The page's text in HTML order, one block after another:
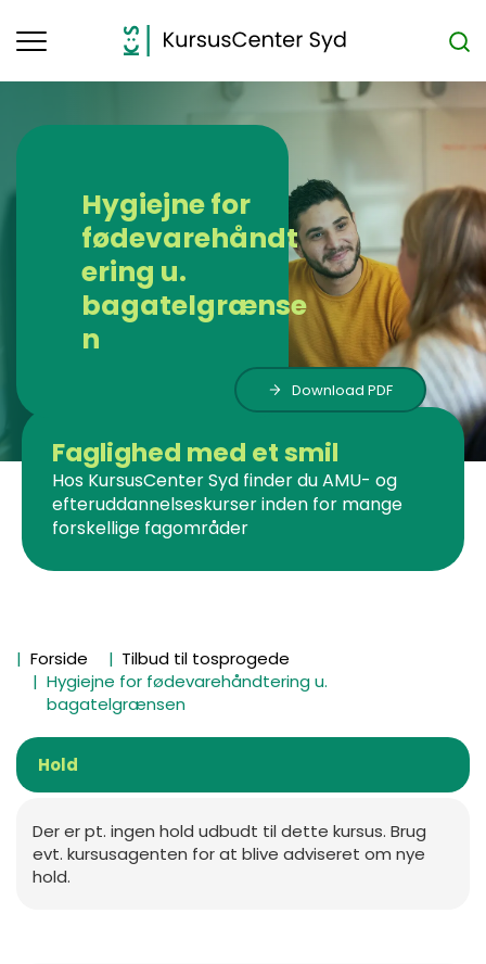
Toggle
Faglighed med et smil
Hos KursusCenter Syd finder du AMU- og
efteruddannelseskurser inden for mange
forskellige fagområder
Hygiejne for
fødevarehåndt
ering u.
bagatelgrænse
n
Download PDF
Forside
Tilbud til tosprogede
Hygiejne for fødevarehåndtering u.
bagatelgrænsen
Hold
Der er pt. ingen hold udbudt til dette kursus. Brug
evt. kursusagenten for at blive adviseret om nye
hold.